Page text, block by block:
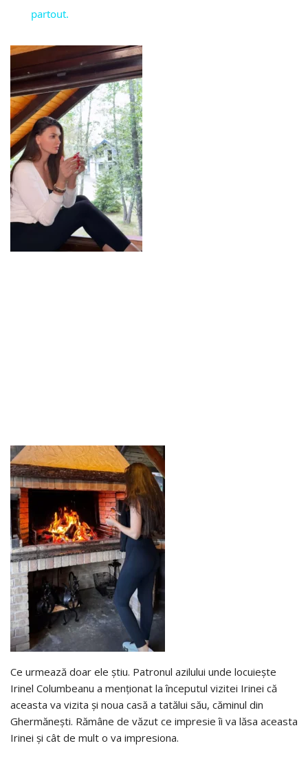
partout.
Ce urmează doar ele știu. Patronul azilului unde locuiește
Irinel Columbeanu a menționat la începutul vizitei Irinei că
aceasta va vizita și noua casă a tatălui său, căminul din
Ghermănești. Rămâne de văzut ce impresie îi va lăsa aceasta
Irinei și cât de mult o va impresiona.